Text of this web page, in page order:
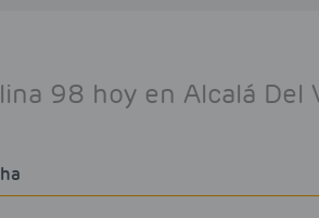
98 hoy en Alcalá Del